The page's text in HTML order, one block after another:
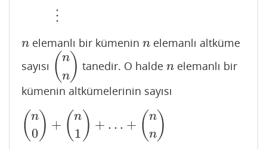
⋮
n
nelemanlı bir kümenin n
nelemanlı altküme
sayısı ( n
n )
(n tanedir. O halden
n elemanlı bir
kümenin altkümelerinin sayısı
( n
0 ) + (n
1 ) + … + ( n
n)
(n 0) ( 1 )+…+( n n)